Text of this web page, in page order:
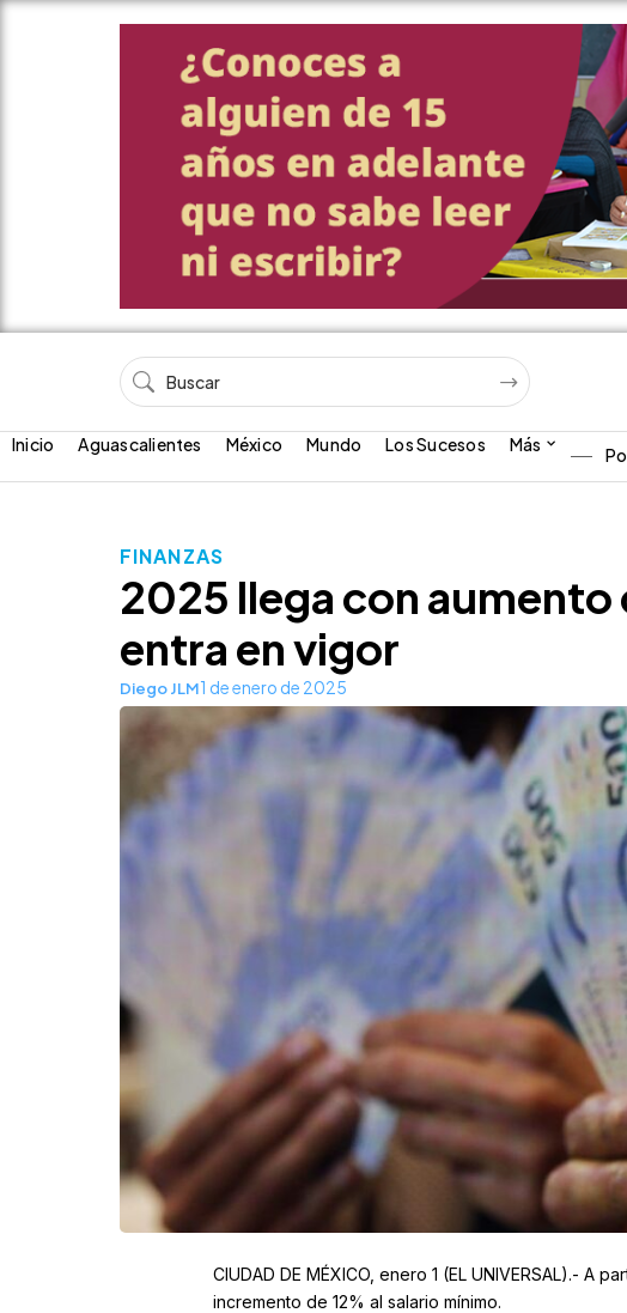
Inicio Aguascalientes México Mundo Los Sucesos Más
FINANZAS
2025 llega con aumento
entra en vigor
Diego JLM1 de enero de 2025
CIUDAD DE MÉXICO, enero 1 (EL UNIVERSAL).-
incremento de 12% al salario mínimo.